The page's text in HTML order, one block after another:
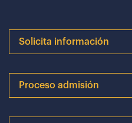
Solicita información
Proceso admisión